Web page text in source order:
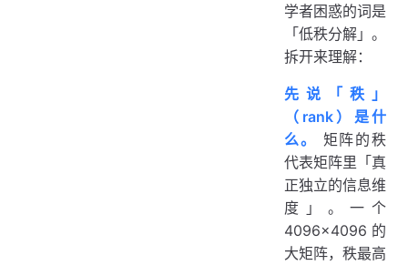
学者困惑的词是
「低秩分解」。
拆开来理解：
先说「秩」
（rank）是什
么。
矩阵的秩
代表矩阵里「真
正独立的信息维
度」。一个
4096×4096 的
大矩阵，秩最高